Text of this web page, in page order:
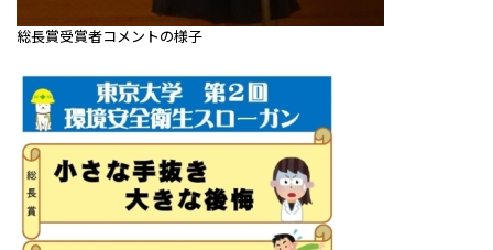
総長賞受賞者コメントの様子